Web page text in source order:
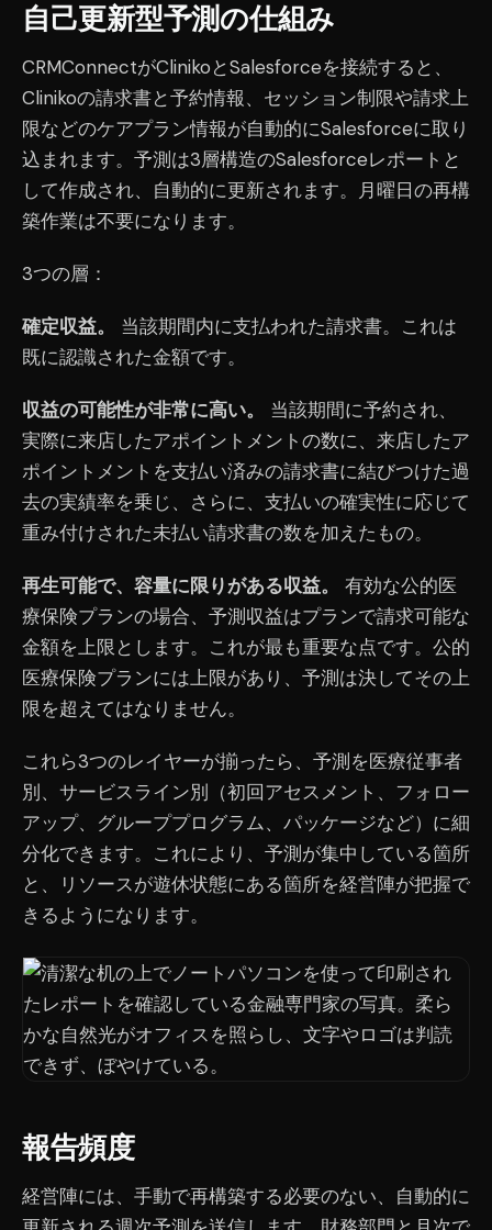
自己更新型予測の仕組み
CRMConnectがClinikoとSalesforceを接続すると、
Clinikoの請求書と予約情報、セッション制限や請求上
限などのケアプラン情報が自動的にSalesforceに取り
込まれます。予測は3層構造のSalesforceレポートと
して作成され、自動的に更新されます。月曜日の再構
築作業は不要になります。
3つの層：
確定収益。
当該期間内に支払われた請求書。これは
既に認識された金額です。
収益の可能性が非常に高い。
当該期間に予約され、
実際に来店したアポイントメントの数に、来店したア
ポイントメントを支払い済みの請求書に結びつけた過
去の実績率を乗じ、さらに、支払いの確実性に応じて
重み付けされた未払い請求書の数を加えたもの。
再生可能で、容量に限りがある収益。
有効な公的医
療保険プランの場合、予測収益はプランで請求可能な
金額を上限とします。これが最も重要な点です。公的
医療保険プランには上限があり、予測は決してその上
限を超えてはなりません。
これら3つのレイヤーが揃ったら、予測を医療従事者
別、サービスライン別（初回アセスメント、フォロー
アップ、グループプログラム、パッケージなど）に細
分化できます。これにより、予測が集中している箇所
と、リソースが遊休状態にある箇所を経営陣が把握で
きるようになります。
報告頻度
経営陣には、手動で再構築する必要のない、自動的に